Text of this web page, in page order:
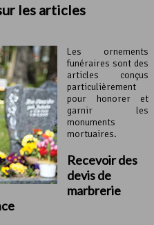
les articles
Les ornements
funéraires sont des
articles conçus
particulièrement
pour honorer et
garnir les
monuments
mortuaires.
Recevoir des
devis de
marbrerie